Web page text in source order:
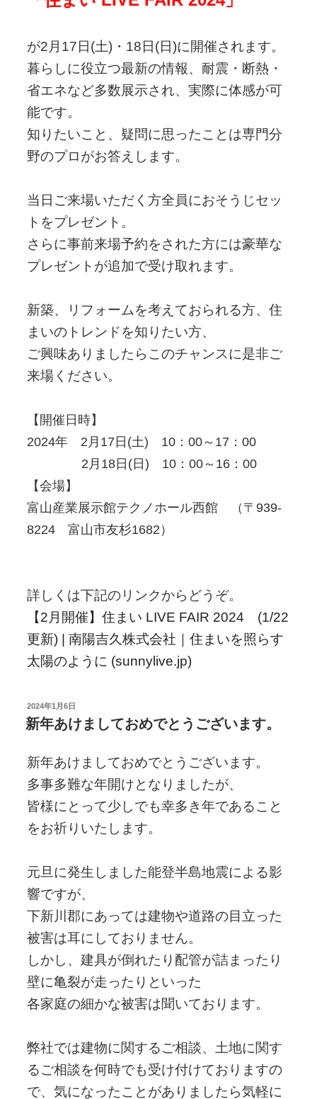
が2月17日(土)・18日(日)に開催されます。
暮らしに役立つ最新の情報、耐震・断熱・
省エネなど多数展示され、実際に体感が可
能です。
知りたいこと、疑問に思ったことは専門分
野のプロがお答えします。
当日ご来場いただく方全員におそうじセッ
トをプレゼント。
さらに事前来場予約をされた方には豪華な
プレゼントが追加で受け取れます。
新築、リフォームを考えておられる方、住
まいのトレンドを知りたい方、
ご興味ありましたらこのチャンスに是非ご
来場ください。
【開催日時】
2024年 2月17日(土) 10：00～17：00
2月18日(日) 10：00～16：00
【会場】
富山産業展示館テクノホール西館 （〒939-
8224 富山市友杉1682）
詳しくは下記のリンクからどうぞ。
【2月開催】住まい LIVE FAIR 2024 (1/22
更新) | 南陽吉久株式会社｜住まいを照らす
太陽のように (sunnylive.jp)
投
稿
日:
2024年1月6日
新年あけましておめでとうございます。
新年あけましておめでとうございます。
多事多難な年開けとなりましたが、
皆様にとって少しでも幸多き年であること
をお祈りいたします。
元旦に発生しました能登半島地震による影
響ですが、
下新川郡にあっては建物や道路の目立った
被害は耳にしておりません。
しかし、建具が倒れたり配管が詰まったり
壁に亀裂が走ったりといった
各家庭の細かな被害は聞いております。
弊社では建物に関するご相談、土地に関す
るご相談を何時でも受け付けておりますの
で、気になったことがありましたら気軽に